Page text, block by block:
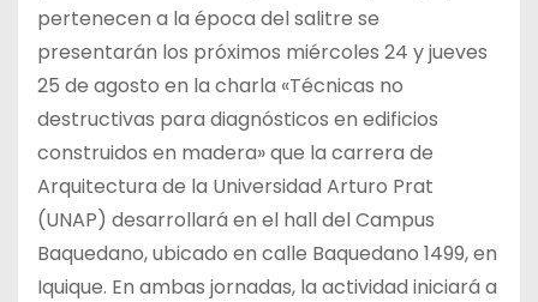
pertenecen a la época del salitre se
presentarán los próximos miércoles 24 y jueves
25 de agosto en la charla «Técnicas no
destructivas para diagnósticos en edificios
construidos en madera» que la carrera de
Arquitectura de la Universidad Arturo Prat
(UNAP) desarrollará en el hall del Campus
Baquedano, ubicado en calle Baquedano 1499, en
Iquique. En ambas jornadas, la actividad iniciará a